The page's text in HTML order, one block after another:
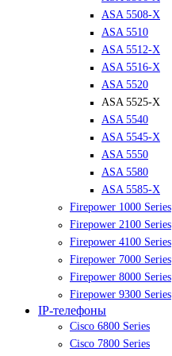
ASA 5508-X
ASA 5510
ASA 5512-X
ASA 5516-X
ASA 5520
ASA 5525-X
ASA 5540
ASA 5545-X
ASA 5550
ASA 5580
ASA 5585-X
Firepower 1000 Series
Firepower 2100 Series
Firepower 4100 Series
Firepower 7000 Series
Firepower 8000 Series
Firepower 9300 Series
IP-телефоны
Cisco 6800 Series
Cisco 7800 Series